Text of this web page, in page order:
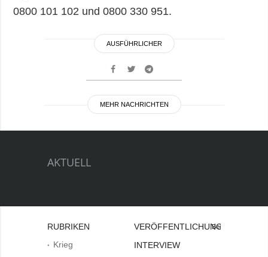
0800 101 102 und 0800 330 951.
AUSFÜHRLICHER
MEHR NACHRICHTEN
AKTUELL
RUBRIKEN
Krieg
VERÖFFENTLICHUNGEN
INTERVIEW
Bei